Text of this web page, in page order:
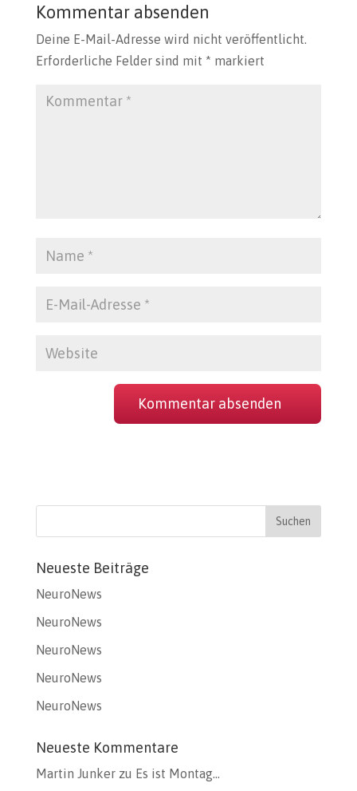
Kommentar absenden
Deine E-Mail-Adresse wird nicht veröffentlicht.
Erforderliche Felder sind mit * markiert
Neueste Beiträge
NeuroNews
NeuroNews
NeuroNews
NeuroNews
NeuroNews
Neueste Kommentare
Martin Junkerzu Es ist Montag…